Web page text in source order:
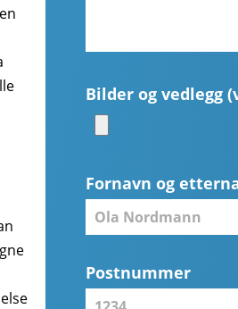
Bilder og vedlegg
Fornavn og
Postnummer